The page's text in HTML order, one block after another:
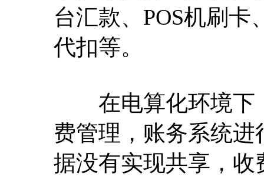
台汇款、POS机刷
代扣等。
在电算化环境下
费管理，账务系统
据没有实现共享，